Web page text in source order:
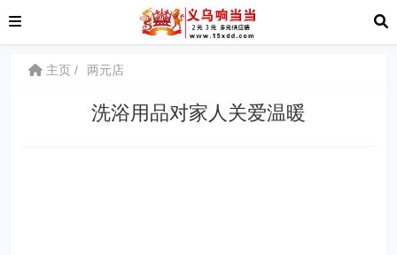
主页 两元店
洗浴用品对家人关爱温暖